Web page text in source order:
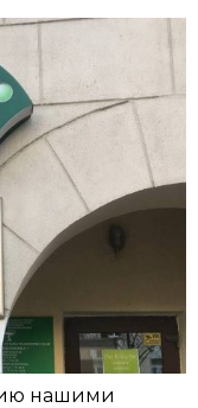
нашими